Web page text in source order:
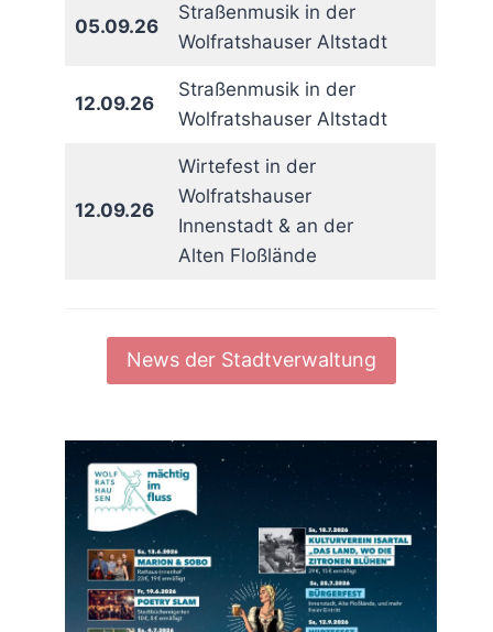
05.09.26
Straßenmusik in der
Wolfratshauser Altstadt
12.09.26
Straßenmusik in der
Wolfratshauser Altstadt
12.09.26
Wirtefest in der
Wolfratshauser
Innenstadt & an der
Alten Floßlände
News der Stadtverwaltung